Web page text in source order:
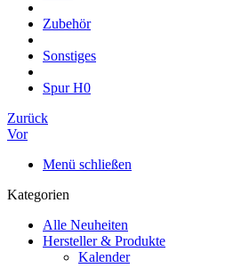
Zubehör
Sonstiges
Spur H0
Zurück
Vor
Menü schließen
Kategorien
Alle Neuheiten
Hersteller & Produkte
Kalender